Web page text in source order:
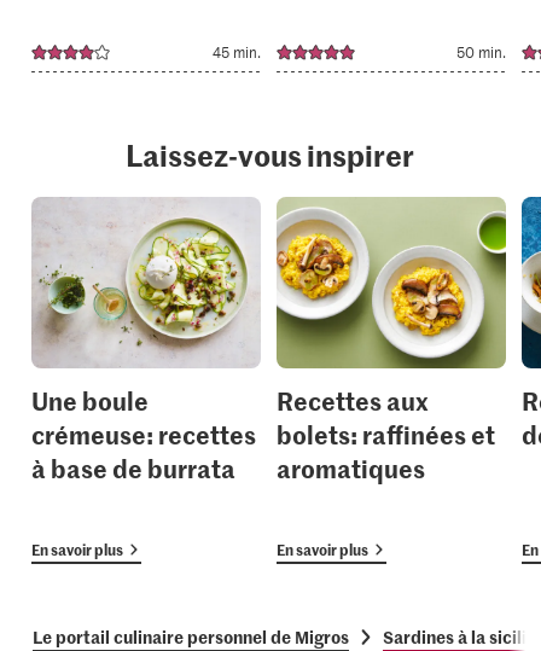
45 min. 50 min.
Laissez-vous inspirer
Une boule
crémeuse: recettes
à base de burrata
En savoir plus
Recettes aux
bolets: raffinées et
aromatiques
En savoir plus
Le portail culinaire personnel de Migros Sardines à la